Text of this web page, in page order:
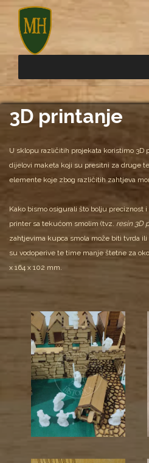
Skip
content
3D printanje
U sklopu različitih projekata koristimo 3D
dijelovi maketa koji su presitni za druge
elemente koje zbog različitih zahtjeva
Kako bismo osigurali što bolju preciznost
printer sa tekućom smolim (tvz. resin 3D
zahtjevima kupca smola može biti tvrda
su vodoperive te time manje štetne za
x 164 x 102 mm.